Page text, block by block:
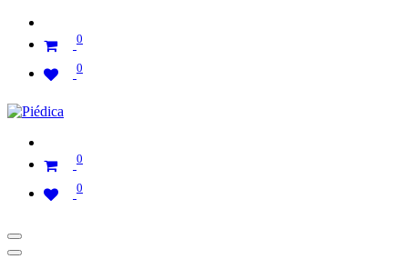
0
0
0
0